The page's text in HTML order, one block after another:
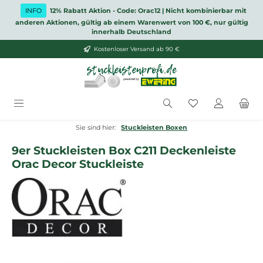
Zum Hauptinhalt springen
INFO
12% Rabatt Aktion - Code: Orac12 | Nicht kombinierbar mit
anderen Aktionen, gültig ab einem Warenwert von 100 €, nur gültig
innerhalb Deutschland
Kostenloser Versand ab 90 €
Du hast 0
Sie sind hier: Stuckleisten Boxen
9er Stuckleisten Box C211 Deckenleiste
Orac Decor Stuckleiste